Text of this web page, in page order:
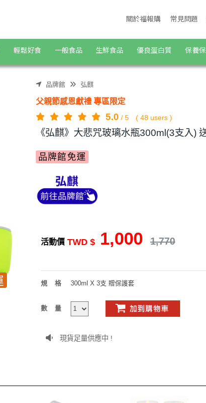
關於福報購 常見問題
輕鬆好食 一般食品 生鮮食品 優良蛋白質 保養
品牌館 弘麒
父親節感恩獻禮 專區限定
5.0 / 5 ( 48 users )
《弘麒》大悲咒玻璃水瓶300ml(3支入)
品牌館免運
活動價 TWD $ 1,000 1,770
規格 300ml X 3支 贈保護套
數量
現貨足量供應中 !